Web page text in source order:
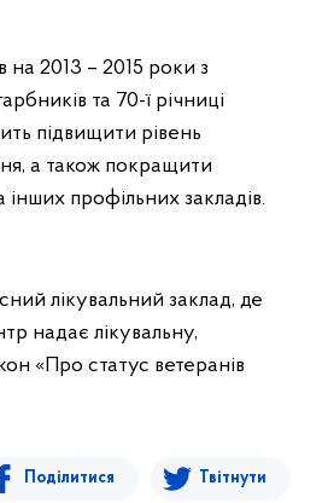
на 2013 – 2015 роки з
та 70-ї річниці
підвищити рівень
а також покращити
інших профільних закладів.
лікувальний заклад, де
надає лікувальну,
«Про статус ветеранів
Поділитися Твітнути